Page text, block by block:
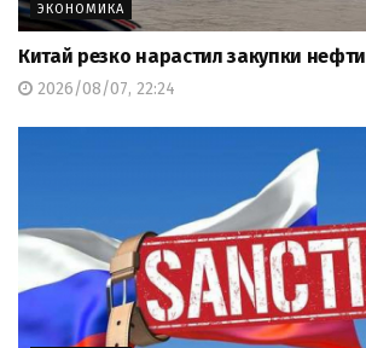
ЭКОНОМИКА
Китай резко нарастил закупки нефти
2026/08/07, 22:24